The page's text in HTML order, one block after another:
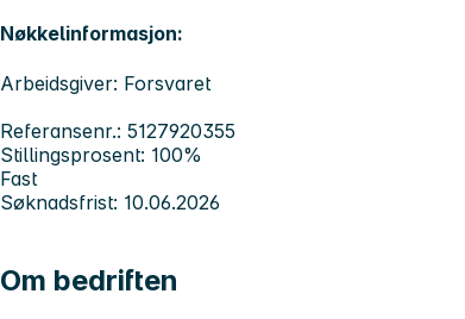
Nøkkelinformasjon:
Arbeidsgiver: Forsvaret
Referansenr.: 5127920355
Stillingsprosent: 100%
Fast
Søknadsfrist: 10.06.2026
Om bedriften